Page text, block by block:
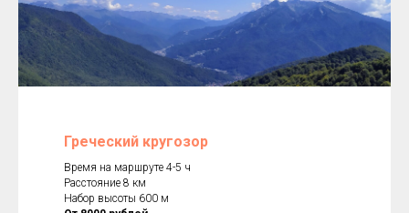
Греческий кругозор
Время на маршруте 4-5 ч
Расстояние 8 км
Набор высоты 600 м